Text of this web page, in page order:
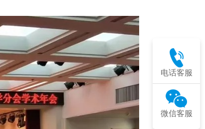
电话客服
微信客服